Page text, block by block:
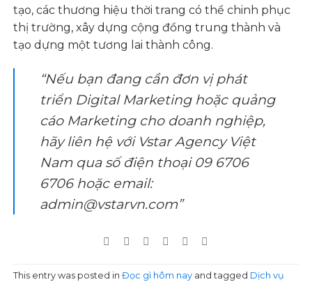
tạo, các thương hiệu thời trang có thể chinh phục
thị trường, xây dựng cộng đồng trung thành và
tạo dựng một tương lai thành công.
“Nếu bạn đang cần đơn vị phát
triển Digital Marketing hoặc quảng
cáo Marketing cho doanh nghiệp,
hãy liên hệ với Vstar Agency Việt
Nam qua số điện thoại 09 6706
6706 hoặc email:
admin@vstarvn.com”
This entry was posted inĐọc gì hôm nay and tagged Dịch vụ